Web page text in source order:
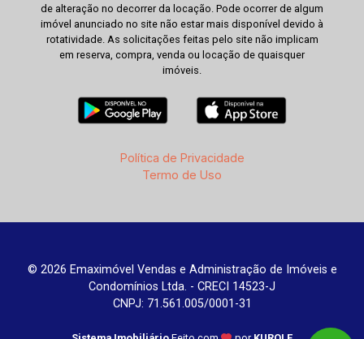
de alteração no decorrer da locação. Pode ocorrer de algum
imóvel anunciado no site não estar mais disponível devido à
rotatividade. As solicitações feitas pelo site não implicam
em reserva, compra, venda ou locação de quaisquer
imóveis.
Política de Privacidade
Termo de Uso
© 2026 Emaximóvel Vendas e Administração de Imóveis e
Condomínios Ltda. - CRECI 14523-J
CNPJ: 71.561.005/0001-31